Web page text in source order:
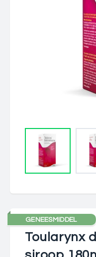
GENEESMIDDEL
Toularynx